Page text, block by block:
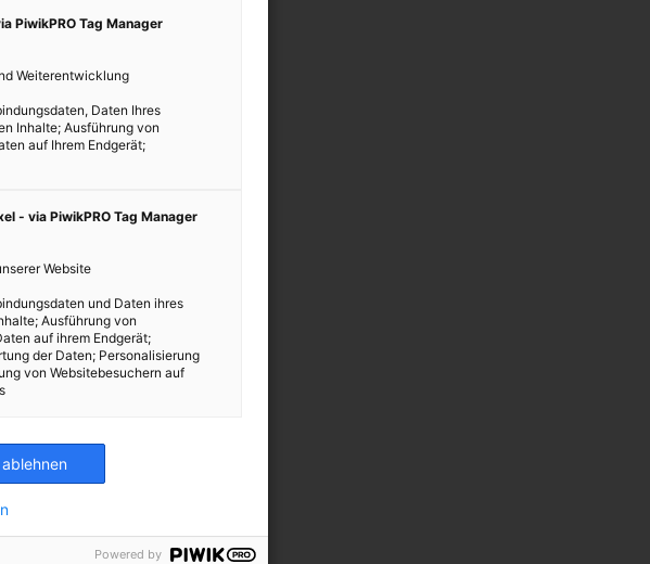
eingespart.
PiwikPRO Tag Manager
Weiterentwicklung
Daten Ihres
Inhalte; Ausführung von
auf Ihrem Endgerät;
- via PiwikPRO Tag Manager
Website
und Daten ihres
Ausführung von
auf ihrem Endgerät;
der Daten; Personalisierung
von Websitebesuchern auf
ablehnen
Powered by